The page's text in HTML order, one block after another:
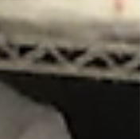
きましたm(__)m